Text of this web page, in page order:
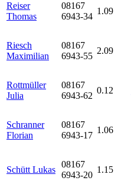
Reiser
Thomas
08167
6943-34
1.09
Riesch
Maximilian
08167
6943-55
2.09
Rottmüller
Julia
08167
6943-62
0.12
Schranner
Florian
08167
6943-17
1.06
Schütt Lukas
08167
6943-20
1.15